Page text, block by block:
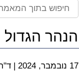
הנהר הגדול
17 נובמבר, 2024 |